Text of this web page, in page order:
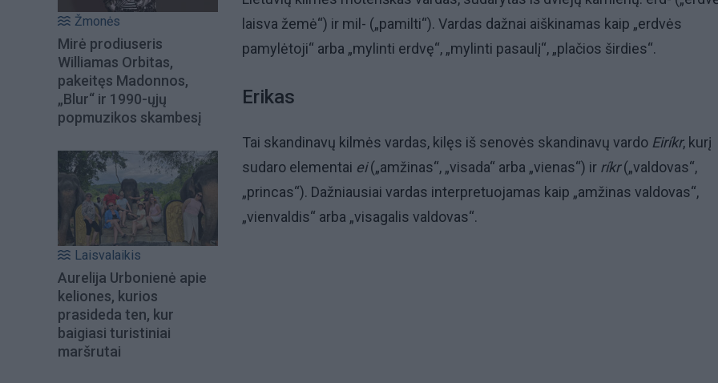
Žmonės
Mirė prodiuseris
Williamas Orbitas,
pakeitęs Madonnos,
„Blur“ ir 1990-ųjų
popmuzikos skambesį
Laisvalaikis
Aurelija Urbonienė apie
keliones, kurios
prasideda ten, kur
baigiasi turistiniai
maršrutai
laisva žemė“) ir mil- („pamilti“). Vardas dažnai aiškinamas kaip „erdvės
pamylėtoji“ arba „mylinti erdvę“, „mylinti pasaulį“, „plačios širdies“.
Erikas
Tai skandinavų kilmės vardas, kilęs iš senovės skandinavų vardo Eiríkr, kurį
sudaro elementai ei(„amžinas“, „visada“ arba „vienas“) ir ríkr(„valdovas“,
„princas“). Dažniausiai vardas interpretuojamas kaip „amžinas valdovas“,
„vienvaldis“ arba „visagalis valdovas“.